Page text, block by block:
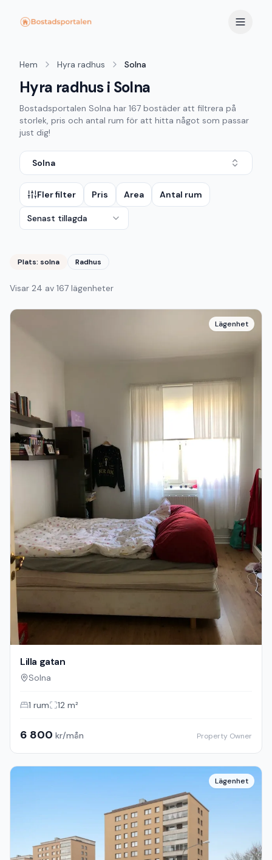
Hem Hyra radhus Solna
Hyra radhus i Solna
Bostadsportalen Solna har 167 bostäder att filtrera på
storlek, pris och antal rum för att hitta något som passar
just dig!
Solna
Fler filter Pris Area Antal rum
Senast tillagda
Plats: solna Radhus
Visar 24 av 167 lägenheter
Lägenhet
Lilla gatan
Solna
1 rum 12 m²
6 800 kr/mån Property Owner
Lägenhet